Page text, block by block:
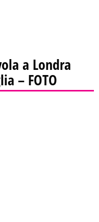
a Londra
– FOTO